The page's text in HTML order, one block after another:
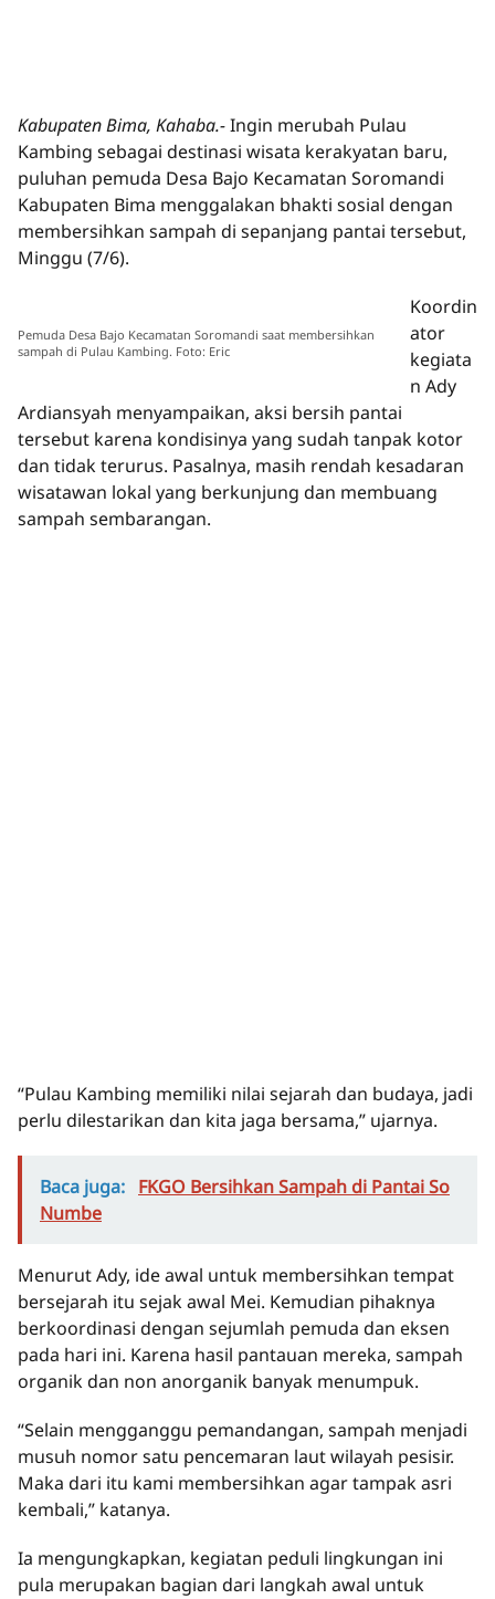
Kabupaten Bima, Kahaba.-Ingin merubah Pulau
Kambing sebagai destinasi wisata kerakyatan baru,
puluhan pemuda Desa Bajo Kecamatan Soromandi
Kabupaten Bima menggalakan bhakti sosial dengan
membersihkan sampah di sepanjang pantai tersebut,
Minggu (7/6).
Pemuda Desa Bajo Kecamatan Soromandi saat membersihkan
sampah di Pulau Kambing. Foto: Eric
Koordin
ator
kegiata
n Ady
Ardiansyah menyampaikan, aksi bersih pantai
tersebut karena kondisinya yang sudah tanpak kotor
dan tidak terurus. Pasalnya, masih rendah kesadaran
wisatawan lokal yang berkunjung dan membuang
sampah sembarangan.
“Pulau Kambing memiliki nilai sejarah dan budaya, jadi
perlu dilestarikan dan kita jaga bersama,” ujarnya.
Baca juga: FKGO Bersihkan Sampah di Pantai So
Numbe
Menurut Ady, ide awal untuk membersihkan tempat
bersejarah itu sejak awal Mei. Kemudian pihaknya
berkoordinasi dengan sejumlah pemuda dan eksen
pada hari ini. Karena hasil pantauan mereka, sampah
organik dan non anorganik banyak menumpuk.
“Selain mengganggu pemandangan, sampah menjadi
musuh nomor satu pencemaran laut wilayah pesisir.
Maka dari itu kami membersihkan agar tampak asri
kembali,” katanya.
Ia mengungkapkan, kegiatan peduli lingkungan ini
pula merupakan bagian dari langkah awal untuk